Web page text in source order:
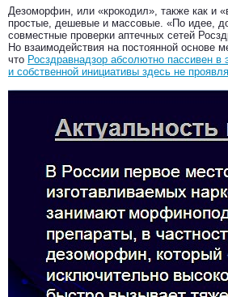
Дезоморфин, или «крокодил», также как и
простые, дешевые и массовые. «По идее,
совместные проверки аптечных сетей
Но взаимодействия на постоянной основе
что Росздравнадзор абсолютно пассивен в
и собственной инициативы здесь не